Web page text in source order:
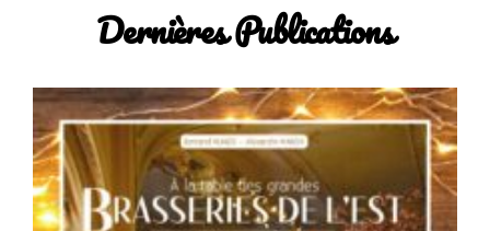
Dernières Publications